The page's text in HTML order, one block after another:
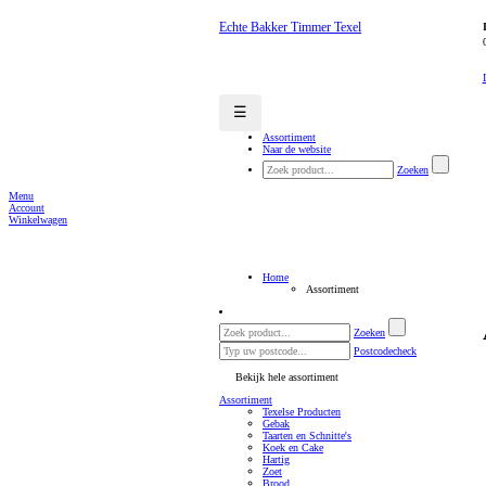
Echte Bakker Timmer Texel
☰
Assortiment
Naar de website
Zoeken
Menu
Account
Winkelwagen
Home
Assortiment
Zoeken
Postcodecheck
Bekijk hele assortiment
Assortiment
Texelse Producten
Gebak
Taarten en Schnitte's
Koek en Cake
Hartig
Zoet
Brood